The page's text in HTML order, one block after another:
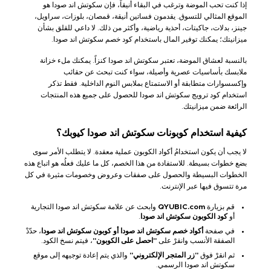
إذا كنت تحب الموضة وترغب في البقاء أنيقاً، فإن سكوتش اند صودا هو
الموقع المثالي للتسوق. يقدمون فساتين أنيقة، قمصان، بلوزات، سراويل،
جينز، بدلات، جاكيتات، أحذية رياضية، وأكثر من ذلك. لا داعي للقلق بشأن
ميزانيتك؛ يمكنك توفير المال باستخدام كود خصم سكوتش اند صودا.
بالنسبة لعشاق الموضة، تعتبر سكوتش اند صودا كنزاً. يمكنك ملء خزانة
ملابسك بأساسيات عصرية وأصيلة، سواء كنت تبحث عن حقائب
وإكسسوارات متطابقة أو الاستمتاع بملابس النوم الداخلية. فقط تذكر
استخدام كود ترويج سكوتش اند صودا للحصول على جميع هذه المنتجات
الرائعة ضمن ميزانيتك.
كيفية استخدام كوبونات سكوتش اند صودا كيوبك؟
لا يجب أن يكون استخدامُ أكواد الكوبون عملية معقدة. لا يتطلب الأمر سوى
بضع خطوات بسيطة. للاستفادة من هذا الخصم، كل ما عليك فعلُه هو اتباع هذه
الخطوات البسيطة والحصول على صفقات وعروض وخصومات مثيرة في كل
مرة تتسوق فيها عبر الإنترنت.
قم بزيارة QYUBIC.com وابحث عن علامة سكوتش اند صودا التجارية
أوكود الكوبون سكوتش اند صودا
في صفحة أكواد خصم سكوتش اند صودا أو كوبون سكوتش اند صودا ، حدّدْ
الصفقة الأنسب وانقرْ على "احصل على الكوبون"، فيتم نسخ الكود.
ثم انقرْ فوق "زر المتجر الإلكتروني" والذي يتم إعادة توجيهه إلى موقع
سكوتش اند صودا الرسمي.